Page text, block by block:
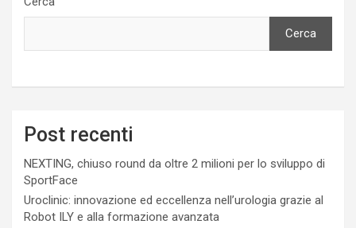
Cerca
Post recenti
NEXTING, chiuso round da oltre 2 milioni per lo sviluppo di
SportFace
Uroclinic: innovazione ed eccellenza nell’urologia grazie al
Robot ILY e alla formazione avanzata